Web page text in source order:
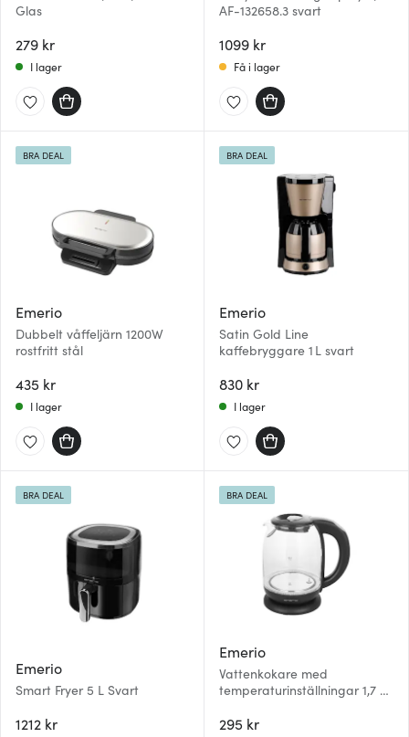
Glas
279 kr
I lager
AF-132658.3 svart
1099 kr
Få i lager
Emerio
Dubbelt våffeljärn 1200W
rostfritt stål
435 kr
BRA DEAL
I lager
Emerio
Satin Gold Line
kaffebryggare 1 L svart
830 kr
BRA DEAL
I lager
Emerio
Smart Fryer 5 L Svart
1212 kr
BRA DEAL
Emerio
Vattenkokare med
temperaturinställningar 1,7 L
295 kr
BRA DEAL